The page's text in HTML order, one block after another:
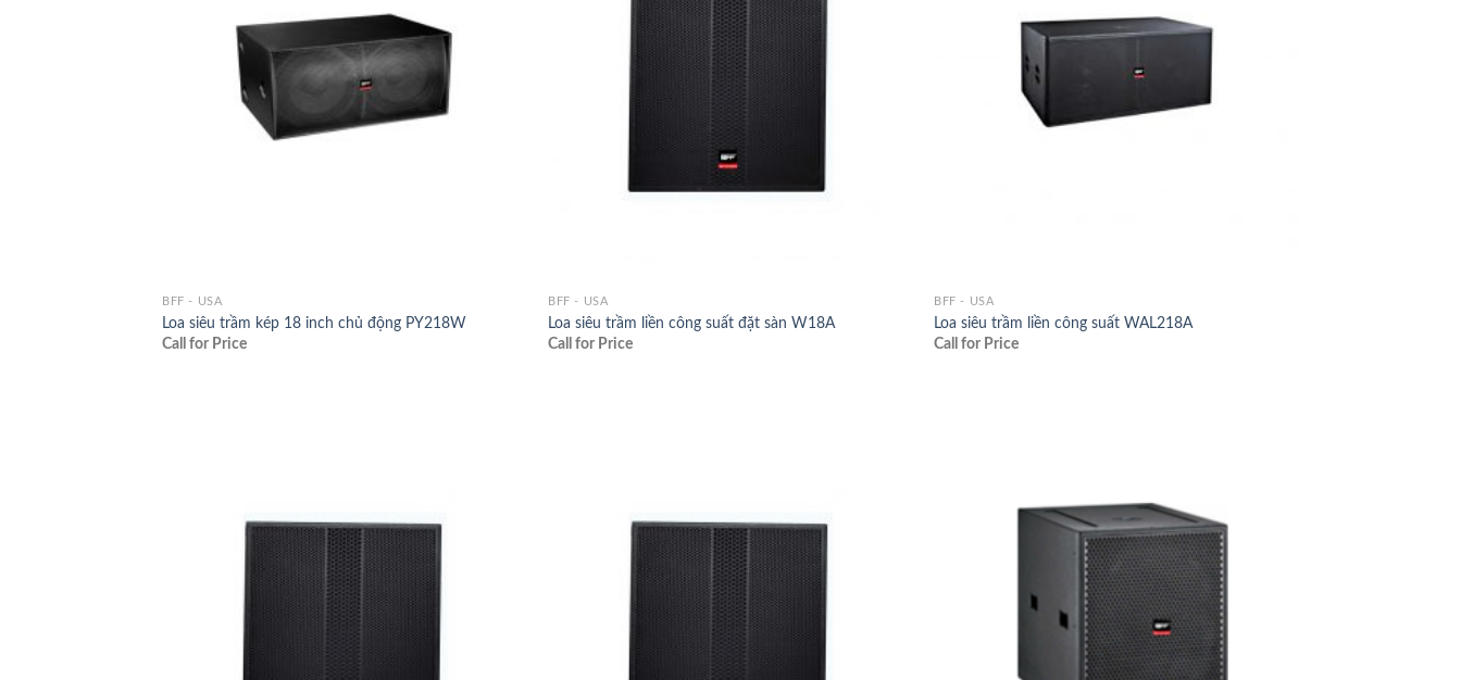
BFF - USA
Loa siêu trầm kép 18 inch chủ động PY218W
Call for Price
BFF - USA
Loa siêu trầm liền công suất đặt sàn W18A
Call for Price
BFF - USA
Loa siêu trầm liền công suất WAL218A
Call for Price